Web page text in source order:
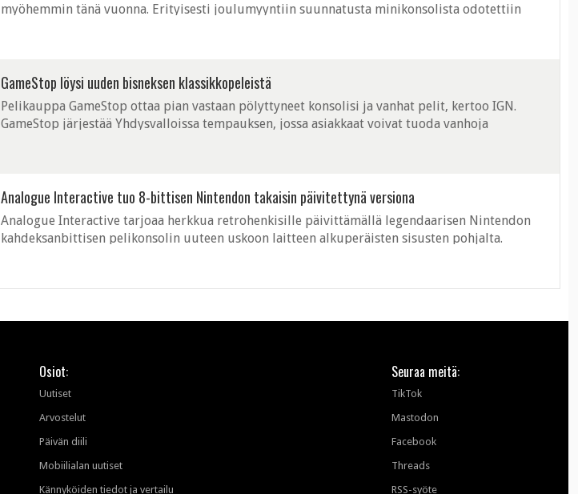
myöhemmin tänä vuonna. Erityisesti joulumyyntiin suunnatusta minikonsolista odotettiin
GameStop löysi uuden bisneksen klassikkopeleistä
Pelikauppa GameStop ottaa pian vastaan pölyttyneet konsolisi ja vanhat pelit, kertoo IGN.
GameStop järjestää Yhdysvalloissa tempauksen, jossa asiakkaat voivat tuoda vanhoja
Analogue Interactive tuo 8-bittisen Nintendon takaisin päivitettynä versiona
Analogue Interactive tarjoaa herkkua retrohenkisille päivittämällä legendaarisen Nintendon
kahdeksanbittisen pelikonsolin uuteen uskoon laitteen alkuperäisten sisusten pohjalta.
Osiot:
Uutiset
Arvostelut
Päivän diili
Mobiilialan uutiset
Kännyköiden tiedot ja vertailu
Seuraa meitä:
TikTok
Mastodon
Facebook
Threads
RSS-syöte